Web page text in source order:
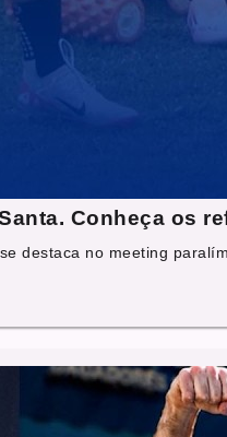
Conheça os
destaca no meeting